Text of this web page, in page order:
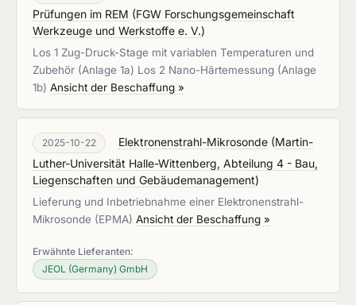
Prüfungen im REM (FGW Forschungsgemeinschaft
Werkzeuge und Werkstoffe e. V.)
Los 1 Zug-Druck-Stage mit variablen Temperaturen und
Zubehör (Anlage 1a) Los 2 Nano-Härtemessung (Anlage
1b) Ansicht der Beschaffung »
2025-10-22 Elektronenstrahl-Mikrosonde (Martin-
Luther-Universität Halle-Wittenberg, Abteilung 4 - Bau,
Liegenschaften und Gebäudemanagement)
Lieferung und Inbetriebnahme einer Elektronenstrahl-
Mikrosonde (EPMA) Ansicht der Beschaffung »
Erwähnte Lieferanten:
JEOL (Germany) GmbH